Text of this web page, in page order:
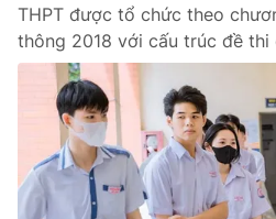
THPT được tổ chức theo
thông 2018 với cấu trúc đề